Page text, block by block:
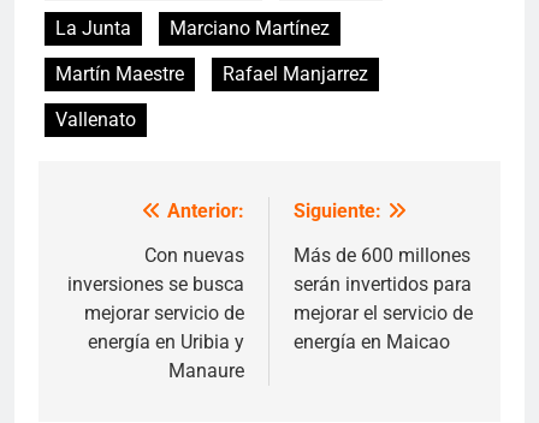
La Junta
Marciano Martínez
Martín Maestre
Rafael Manjarrez
Vallenato
Navegación
entradas
Anterior:
Con nuevas
inversiones se busca
mejorar servicio de
energía en Uribia y
Manaure
Siguiente:
Más de 600 millones
serán invertidos para
mejorar el servicio de
energía en Maicao